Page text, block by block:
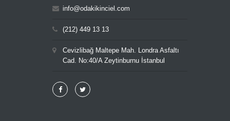
info@odakikinciel.com
(212) 449 13 13
Cevizlibağ Maltepe Mah. Londra Asfaltı
Cad. No:40/A Zeytinburnu İstanbul